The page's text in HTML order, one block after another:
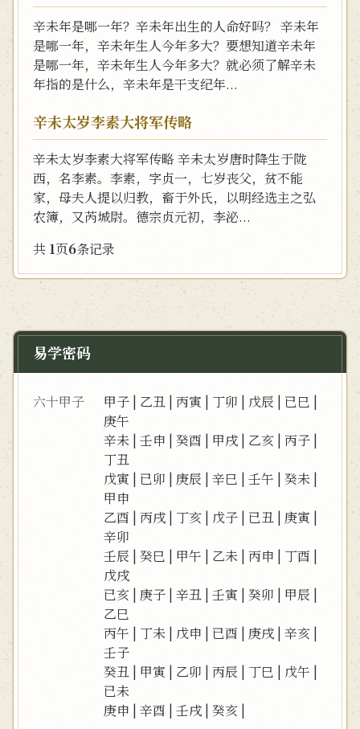
辛未年是哪一年？辛未年出生的人命好吗？ 辛未年
是哪一年，辛未年生人今年多大？要想知道辛未年
是哪一年，辛未年生人今年多大？就必须了解辛未
年指的是什么，辛未年是干支纪年...
辛未太岁李素大将军传略
辛未太岁李素大将军传略 辛未太岁唐时降生于陇
西，名李素。李素，字贞一，七岁丧父，贫不能
家，母夫人提以归教，畜于外氏，以明经选主之弘
农簿，又芮城尉。德宗贞元初，李泌...
共 1页6条记录
易学密码
六十甲子 甲子 | 乙丑 |丙寅 | 丁卯 | 戊辰 | 已巳 |
庚午
辛未 |壬申 |癸酉 | 甲戌 | 乙亥 |丙子 |
丁丑
戊寅 | 已卯 | 庚辰 |辛巳 |壬午 |癸未 |
甲申
乙酉 |丙戌 | 丁亥 | 戊子 | 已丑 | 庚寅 |
辛卯
壬辰 |癸巳 | 甲午 | 乙未 |丙申 | 丁酉 |
戊戌
已亥 | 庚子 |辛丑 |壬寅 |癸卯 | 甲辰 |
乙巳
丙午 | 丁未 | 戊申 | 已酉 | 庚戌 |辛亥 |
壬子
癸丑 | 甲寅 | 乙卯 |丙辰 | 丁巳 | 戊午 |
已未
庚申 |辛酉 |壬戌 |癸亥 |